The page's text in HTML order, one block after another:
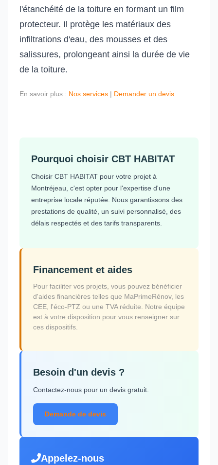
l'étanchéité de la toiture en formant un film
protecteur. Il protège les matériaux des
infiltrations d'eau, des mousses et des
salissures, prolongeant ainsi la durée de vie
de la toiture.
En savoir plus : Nos services | Demander un devis
Pourquoi choisir CBT HABITAT
Choisir CBT HABITAT pour votre projet à
Montréjeau, c'est opter pour l'expertise d'une
entreprise locale réputée. Nous garantissons des
prestations de qualité, un suivi personnalisé, des
délais respectés et des tarifs transparents.
Financement et aides
Pour faciliter vos projets, vous pouvez bénéficier
d'aides financières telles que MaPrimeRénov, les
CEE, l'éco-PTZ ou une TVA réduite. Notre équipe
est à votre disposition pour vous renseigner sur
ces dispositifs.
Besoin d'un devis ?
Contactez-nous pour un devis gratuit.
Demande de devis
Appelez-nous